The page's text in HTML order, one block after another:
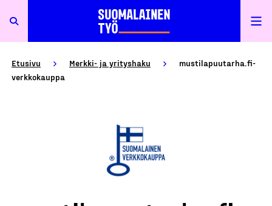
Etusivu Merkki- ja yrityshaku
mustilapuutarha.fi-
verkkokauppa